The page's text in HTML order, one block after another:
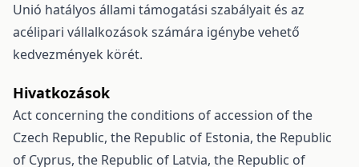
Unió hatályos állami támogatási szabályait és az
acélipari vállalkozások számára igénybe vehető
kedvezmények körét.
Hivatkozások
Act concerning the conditions of accession of the
Czech Republic, the Republic of Estonia, the Republic
of Cyprus, the Republic of Latvia, the Republic of